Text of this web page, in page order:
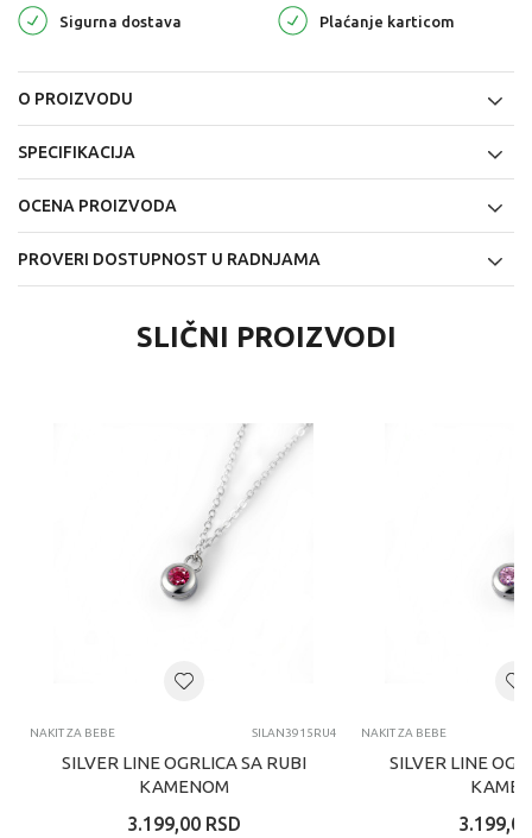
Sigurna dostava Plaćanje karticom
O PROIZVODU
SPECIFIKACIJA
OCENA PROIZVODA
PROVERI DOSTUPNOST U RADNJAMA
SLIČNI PROIZVODI
NAKIT ZA BEBE SILAN3915RU4
SILVER LINE OGRLICA SA RUBI
KAMENOM
3.199,00 RSD
NAKIT ZA BEBE
SILVER LINE
3.199,00